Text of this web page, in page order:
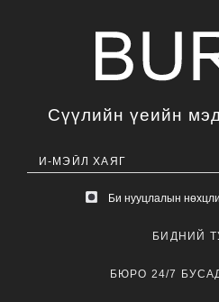
Сүүлийн үеийн
Би нууцлалын
БИДНИЙ
БЮРО 24/7